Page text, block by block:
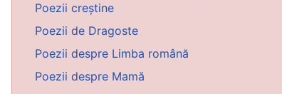
Poezii creștine
Poezii de Dragoste
Poezii despre Limba română
Poezii despre Mamă